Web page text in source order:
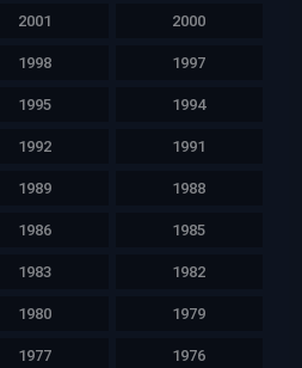
2001 2000
1998 1997
1995 1994
1992 1991
1989 1988
1986 1985
1983 1982
1980 1979
1977 1976